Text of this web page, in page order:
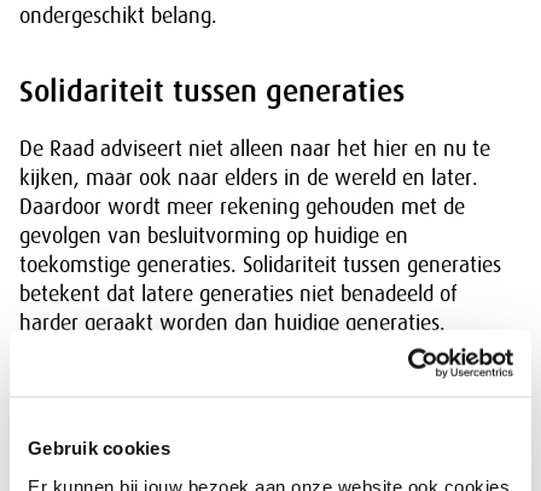
Gebruik cookies
Er kunnen bij jouw bezoek aan onze website ook cookies
ondergeschikt belang.
Solidariteit tussen generaties
De Raad adviseert niet alleen naar het hier en nu te
kijken, maar ook naar elders in de wereld en later.
Daardoor wordt meer rekening gehouden met de
gevolgen van besluitvorming op huidige en
toekomstige generaties. Solidariteit tussen generaties
betekent dat latere generaties niet benadeeld of
harder geraakt worden dan huidige generaties.
Daarmee wordt een eerste invulling gegeven aan de
generatietoets, het kabinetsvoornemen om de
laten wegen.